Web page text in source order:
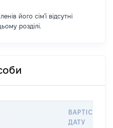
його сім'ї відсутні
розділі.
ВАРТІСТЬ НА
ДАТУ